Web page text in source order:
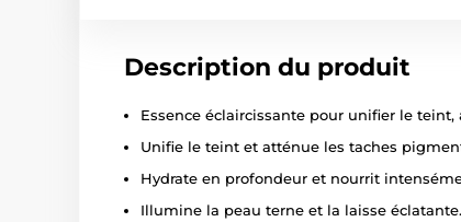
Description du produit
Essence éclaircissante pour unifier le
Unifie le teint et atténue les taches
Hydrate en profondeur et nourrit
Illumine la peau terne et la laisse éclatante.